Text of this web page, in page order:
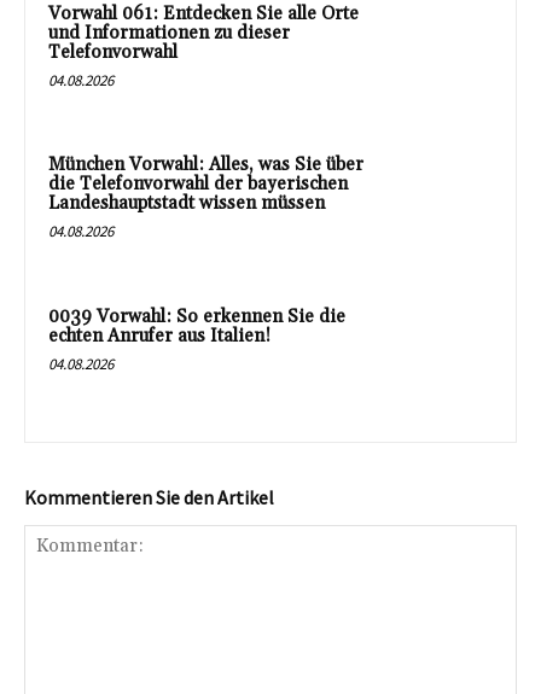
Vorwahl 061: Entdecken Sie alle Orte
und Informationen zu dieser
Telefonvorwahl
04.08.2026
München Vorwahl: Alles, was Sie über
die Telefonvorwahl der bayerischen
Landeshauptstadt wissen müssen
04.08.2026
0039 Vorwahl: So erkennen Sie die
echten Anrufer aus Italien!
04.08.2026
Kommentieren Sie den Artikel